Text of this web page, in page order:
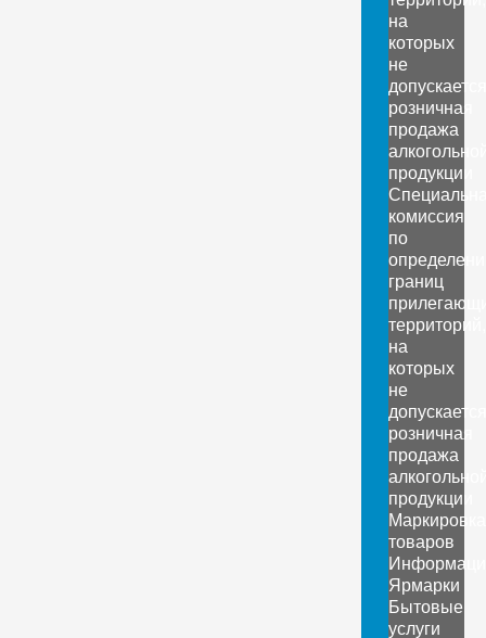
на
которых
не
допускается
розничная
продажа
продукции
комиссия
по
границ
территорий,
на
которых
не
допускается
розничная
продажа
продукции
Маркировка
товаров
Ярмарки
Бытовые
услуги